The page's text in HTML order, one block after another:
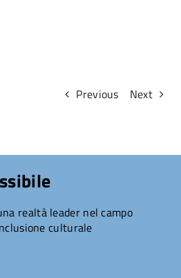
Previous Next
realtà leader nel campo
culturale